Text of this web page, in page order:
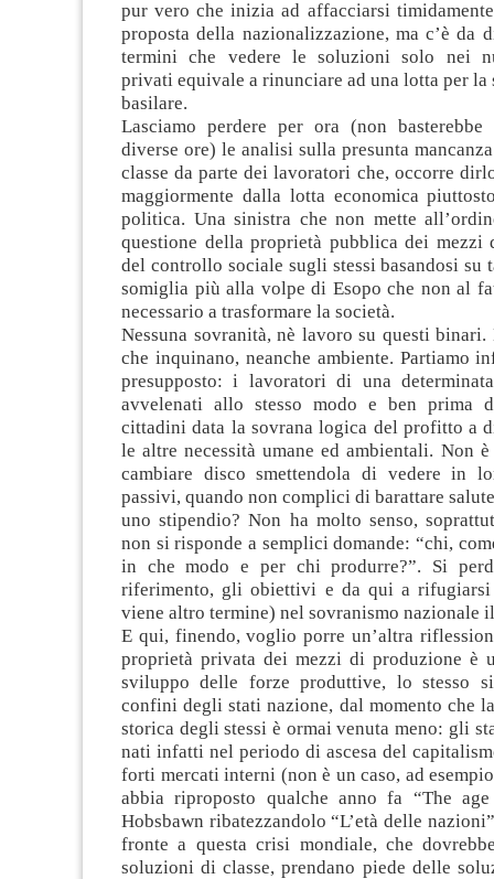
pur vero che inizia ad affacciarsi
proposta della nazionalizzazione, ma c’è da
termini che vedere le soluzioni solo nei
privati equivale a rinunciare ad una lotta per la
basilare.
Lasciamo perdere per ora (non
diverse ore) le analisi sulla presunta
classe da parte dei lavoratori che, occorre
maggiormente dalla lotta economica
politica. Una sinistra che non mette
questione della proprietà pubblica dei mezzi
del controllo sociale sugli stessi basandosi su
somiglia più alla volpe di Esopo che non al
necessario a trasformare la società.
Nessuna sovranità, nè lavoro su questi binari.
che inquinano, neanche ambiente. Partiamo
presupposto: i lavoratori di una
avvelenati allo stesso modo e ben
cittadini data la sovrana logica del profitto a
le altre necessità umane ed ambientali. Non
cambiare disco smettendola di vedere in
passivi, quando non complici di barattare
uno stipendio? Non ha molto senso,
non si risponde a semplici domande: “chi,
in che modo e per chi produrre?”. Si
riferimento, gli obiettivi e da qui a
viene altro termine) nel sovranismo nazionale
E qui, finendo, voglio porre un’altra
proprietà privata dei mezzi di produzione è
sviluppo delle forze produttive, lo stesso
confini degli stati nazione, dal momento che
storica degli stessi è ormai venuta meno: gli
nati infatti nel periodo di ascesa del
forti mercati interni (non è un caso, ad
abbia riproposto qualche anno fa “The
Hobsbawn ribatezzandolo “L’età delle
fronte a questa crisi mondiale, che
soluzioni di classe, prendano piede delle